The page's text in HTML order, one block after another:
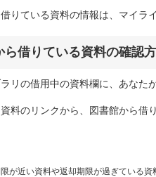
りている資料の情報は、マイラ
ら借りている資料の確認
リの借用中の資料欄に、あなた
料のリンクから、図書館から借
が近い資料や返却期限が過ぎている